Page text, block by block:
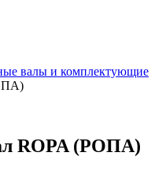
валы и комплектующие
ROPA (РОПА)